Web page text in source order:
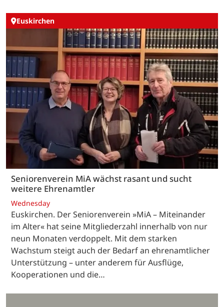
Euskirchen
Seniorenverein MiA wächst rasant und sucht
weitere Ehrenamtler
Wednesday
Euskirchen. Der Seniorenverein »MiA – Miteinander
im Alter« hat seine Mitgliederzahl innerhalb von nur
neun Monaten verdoppelt. Mit dem starken
Wachstum steigt auch der Bedarf an ehrenamtlicher
Unterstützung – unter anderem für Ausflüge,
Kooperationen und die…